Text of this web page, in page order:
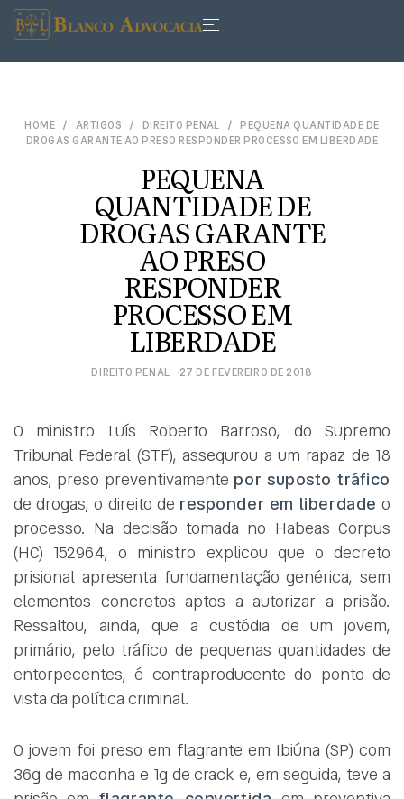
HOME ARTIGOS DIREITO PENAL
PEQUENA QUANTIDADE DE
DROGAS GARANTE AO PRESO RESPONDER PROCESSO EM LIBERDADE
PEQUENA
QUANTIDADE DE
DROGAS GARANTE
AO PRESO
RESPONDER
PROCESSO EM
LIBERDADE
DIREITO PENAL 27 DE FEVEREIRO DE 2018
O ministro Luís Roberto Barroso, do Supremo
Tribunal Federal (STF), assegurou a um rapaz de 18
anos, preso preventivamente por suposto tráfico
de drogas, o direito de responder em liberdade o
processo. Na decisão tomada no Habeas Corpus
(HC) 152964, o ministro explicou que o decreto
prisional apresenta fundamentação genérica, sem
elementos concretos aptos a autorizar a prisão.
Ressaltou, ainda, que a custódia de um jovem,
primário, pelo tráfico de pequenas quantidades de
entorpecentes, é contraproducente do ponto de
vista da política criminal.
O jovem foi preso em flagrante em Ibiúna (SP) com
36g de maconha e 1g de crack e, em seguida, teve a